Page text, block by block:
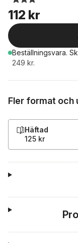
112 kr
Beställningsvara.
249 kr.
Fler format och
Häftad
125 kr